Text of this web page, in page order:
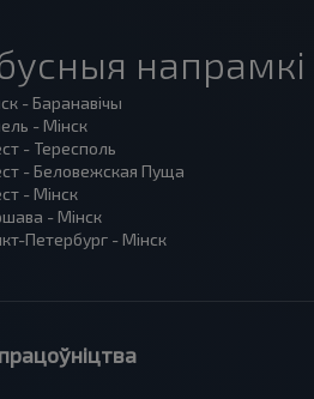
напрамкі
- Баранавiчы
- Мінск
- Тересполь
- Беловежская Пуща
- Мінск
- Мінск
Петербург - Мінск